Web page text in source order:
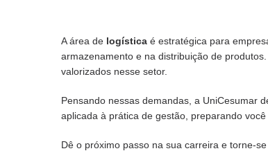
A área de logística é estratégica para
armazenamento e na distribuição de
valorizados nesse setor.
Pensando nessas demandas, a UniCesumar
aplicada à prática de gestão, preparando
Dê o próximo passo na sua carreira e torne-